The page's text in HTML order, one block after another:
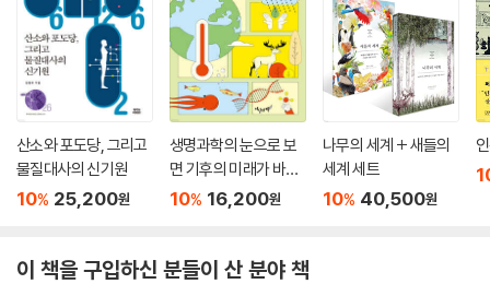
산소와 포도당, 그리고
물질대사의 신기원
10% 25,200원
생명과학의 눈으로 보
면 기후의 미래가 바뀐
다
10% 16,200원
나무의 세계 + 새들의
세계 세트
10% 40,500원
이 책을 구입하신 분들이 산 분야 책